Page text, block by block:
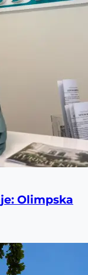
Olimpska